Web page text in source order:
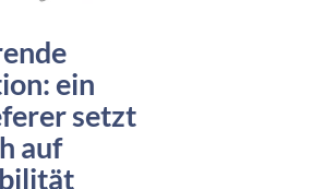
ein
setzt
auf